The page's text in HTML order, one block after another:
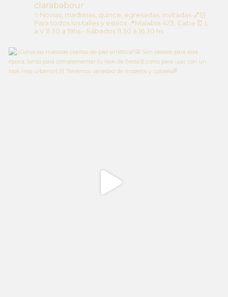
clarababour
✨Novias, madrinas, quince, egresadas, invitadas💅🏻
Para todos los talles y estilos📍Malabia 423, Caba ⏰ L
a V 11.30 a 19hs - Sábados 11.30 a 16.30 hs